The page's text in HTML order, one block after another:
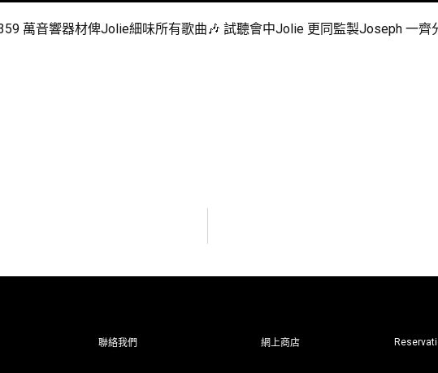
萬音響器材俾Jolie細味所有歌曲🎶 試聽會中Jolie 更同監製Joseph 一
聯絡我們 網上商店